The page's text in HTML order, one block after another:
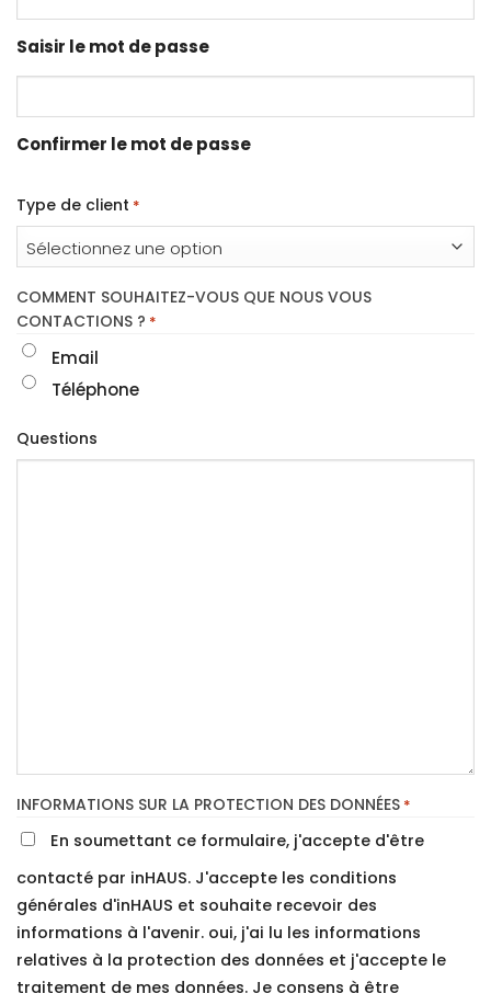
Saisir le mot de passe
Confirmer le mot de passe
Type de client *
COMMENT SOUHAITEZ-VOUS QUE NOUS VOUS
CONTACTIONS ? *
Email
Téléphone
Questions
INFORMATIONS SUR LA PROTECTION DES DONNÉES *
En soumettant ce formulaire, j'accepte d'être
contacté par inHAUS. J'accepte les conditions
générales d'inHAUS et souhaite recevoir des
informations à l'avenir. oui, j'ai lu les informations
relatives à la protection des données et j'accepte le
traitement de mes données. Je consens à être